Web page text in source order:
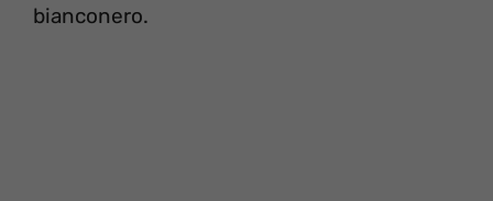
bianconero.